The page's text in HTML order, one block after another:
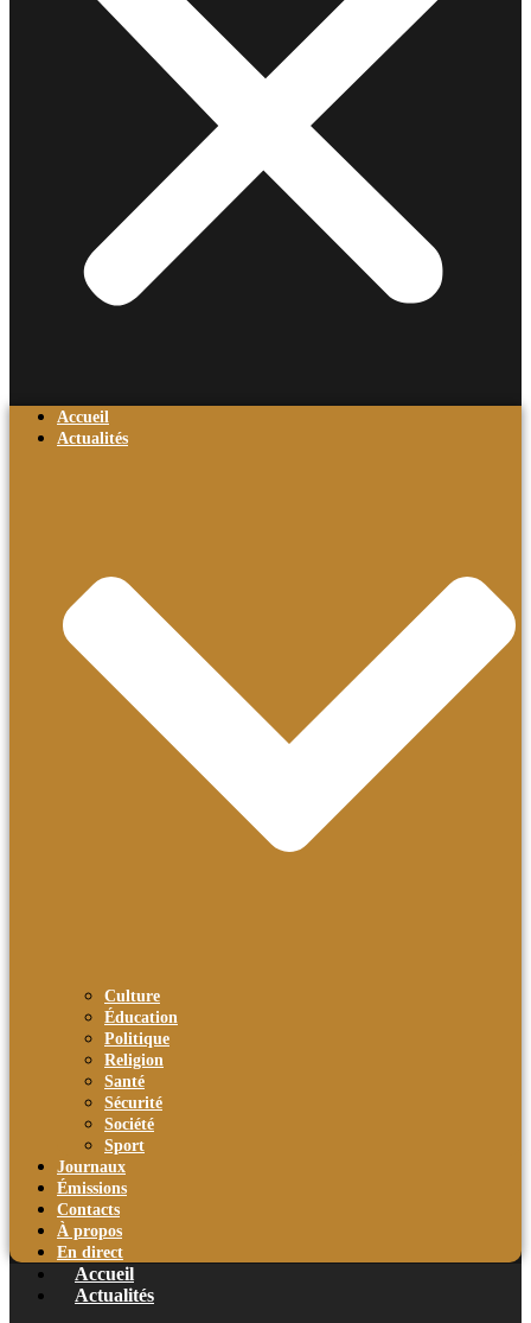
Accueil
Actualités
Culture
Éducation
Politique
Religion
Santé
Sécurité
Société
Sport
Journaux
Émissions
Contacts
À propos
En direct
Accueil
Actualités